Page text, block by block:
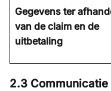
Gegevens ter
van de claim en de
uitbetaling
2.3 Communicatie